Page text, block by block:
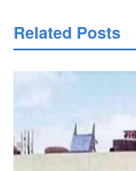
Related Posts